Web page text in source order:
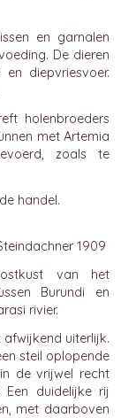
en garnalen
De dieren
diepvriesvoer.
holenbroeders
met Artemia
zoals te
handel.
1909
van het
Burundi en
rivier.
afwijkend uiterlijk.
steil oplopende
de vrijwel recht
duidelijke rij
met daarboven